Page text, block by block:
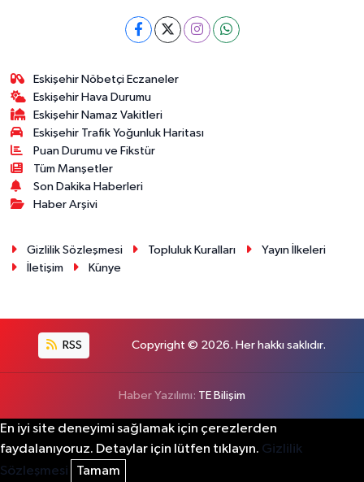
Eskişehir Nöbetçi Eczaneler
Eskişehir Hava Durumu
Eskişehir Namaz Vakitleri
Eskişehir Trafik Yoğunluk Haritası
Puan Durumu ve Fikstür
Tüm Manşetler
Son Dakika Haberleri
Haber Arşivi
Gizlilik Sözleşmesi Topluluk Kuralları
Yayın İlkeleri
İletişim
Künye
RSS Copyright © 2026. Her hakkı saklıdır.
Haber Yazılımı: TE Bilişim
En iyi site deneyimi sağlamak için çerezlerden
faydalanıyoruz. Detaylar için lütfen tıklayın. Gizlilik
Sözleşmesi
Tamam